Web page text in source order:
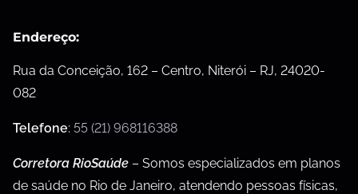
Endereço:
Rua da Conceição, 162 – Centro, Niterói – RJ, 24020-
082
Telefone: 55 (21) 968116388
Corretora RioSaúde – Somos especializados em planos
de saúde no Rio de Janeiro, atendendo pessoas físicas,